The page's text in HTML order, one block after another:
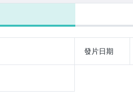
樂 台灣紙盒版
卡
灣版16首歌宣傳
台
發片日期